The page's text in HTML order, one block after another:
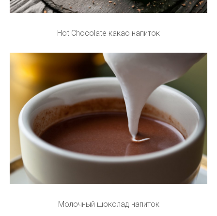
Hot Chocolate какао напиток
Молочный шоколад напиток